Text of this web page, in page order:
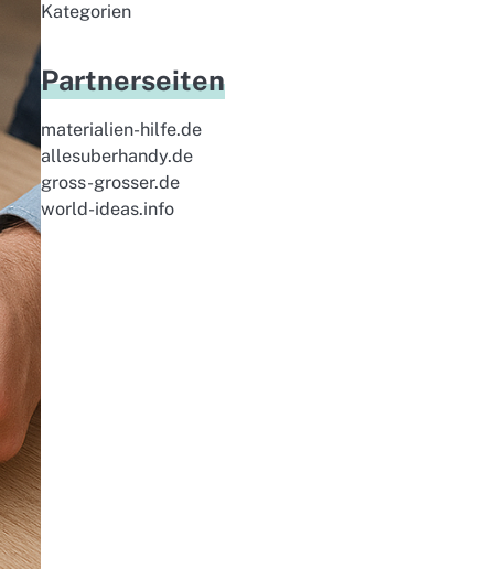
Kategorien
Partnerseiten
materialien-hilfe.de
allesuberhandy.de
gross-grosser.de
world-ideas.info